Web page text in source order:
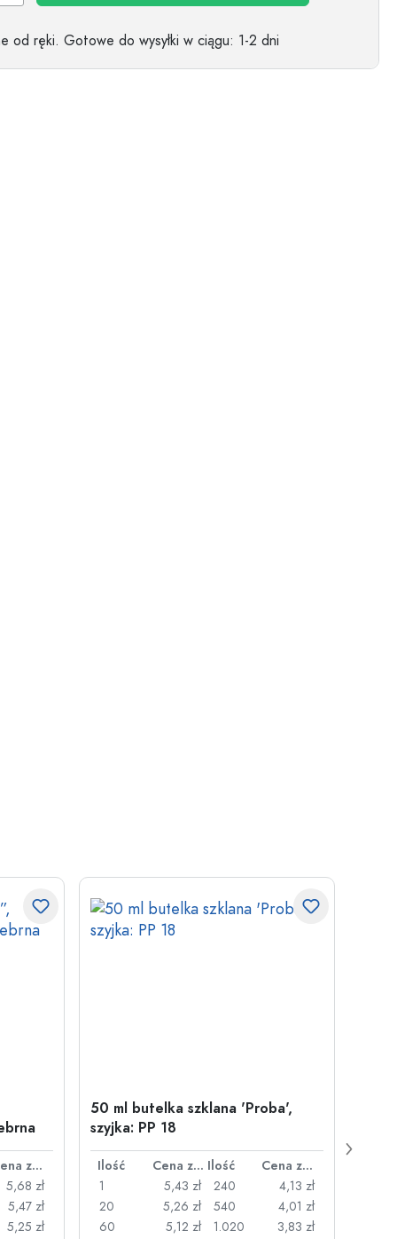
od ręki. Gotowe do wysyłki w ciągu: 1-2 dni
Cena za sztukę
5,68 zł
5,47 zł
5,25 zł
50 ml butelka szklana 'Proba',
szyjka: PP 18
Ilość Cena za sztukę Ilość
Cena za sztukę
1
5,43 zł
20
5,26 zł
60
5,12 zł
240
4,13 zł
540
4,01 zł
1.020
3,83 zł